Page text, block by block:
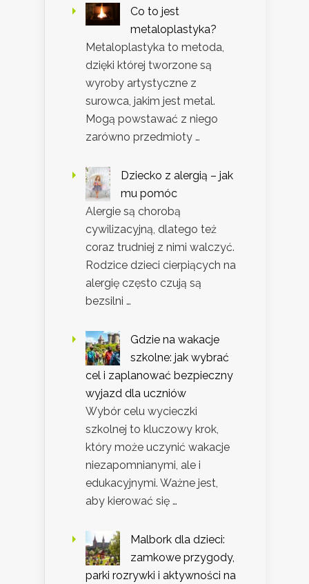
Co to jest
metaloplastyka?
Metaloplastyka to metoda,
dzięki której tworzone są
wyroby artystyczne z
surowca, jakim jest metal.
Mogą powstawać z niego
zarówno przedmioty …
Dziecko z alergią – jak
mu pomóc
Alergie są chorobą
cywilizacyjną, dlatego też
coraz trudniej z nimi walczyć.
Rodzice dzieci cierpiących na
alergię często czują są
bezsilni …
Gdzie na wakacje
szkolne: jak wybrać
cel i zaplanować bezpieczny
wyjazd dla uczniów
Wybór celu wycieczki
szkolnej to kluczowy krok,
który może uczynić wakacje
niezapomnianymi, ale i
edukacyjnymi. Ważne jest,
aby kierować się …
Malbork dla dzieci:
zamkowe przygody,
parki rozrywki i aktywności na